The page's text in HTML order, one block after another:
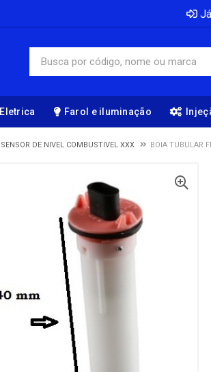
Eletrica Farol e iluminação
SENSOR DE NIVEL COMBUSTIVEL XXX BOIA TUBULAR